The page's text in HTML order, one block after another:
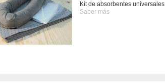
Kit de absorbentes universales
Saber más